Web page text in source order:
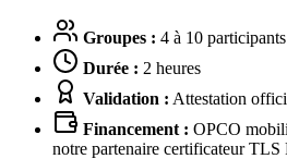
Groupes : 4 à 10
Durée : 2 heures
Validation : Attestation
Financement : OPCO
notre partenaire certificateur